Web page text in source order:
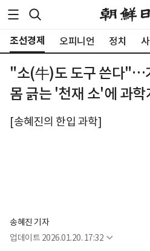
조선경제 오피니언 정치
"소(牛)도 도구 쓴다"…
몸 긁는 '천재 소'에 과
[송혜진의 한입 과학]
송혜진 기자
업데이트 2026.01.20. 17:32